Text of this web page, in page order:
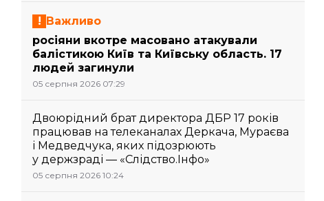
Важливо
росіяни вкотре масовано атакували
балістикою Київ та Київську область. 17
людей загинули
05 серпня 2026 07:29
Двоюрідний брат директора ДБР 17 років
працював на телеканалах Деркача, Мураєва
і Медведчука, яких підозрюють
у держзраді — «Слідство.Інфо»
05 серпня 2026 10:24